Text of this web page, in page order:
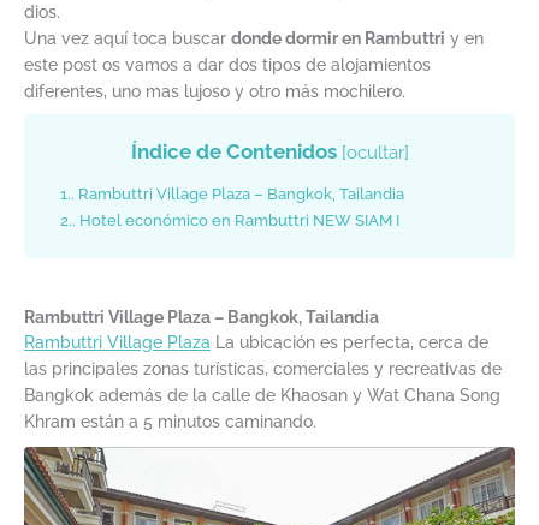
dios.
Una vez aquí toca buscar donde dormir en Rambuttri y en
este post os vamos a dar dos tipos de alojamientos
diferentes, uno mas lujoso y otro más mochilero.
Índice de Contenidos [ocultar]
1. Rambuttri Village Plaza – Bangkok, Tailandia
2. Hotel económico en Rambuttri NEW SIAM I
Rambuttri Village Plaza – Bangkok, Tailandia
Rambuttri Village Plaza La ubicación es perfecta, cerca de
las principales zonas turísticas, comerciales y recreativas de
Bangkok además de la calle de Khaosan y Wat Chana Song
Khram están a 5 minutos caminando.